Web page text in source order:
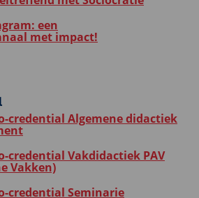
een
met impact!
credential Algemene didactiek
credential Vakdidactiek PAV
Vakken)
credential Seminarie